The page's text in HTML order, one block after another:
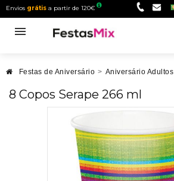
Envios grátis a partir de 120€
Festas de Aniversário > Aniversário Adultos
8 Copos Serape 266 ml